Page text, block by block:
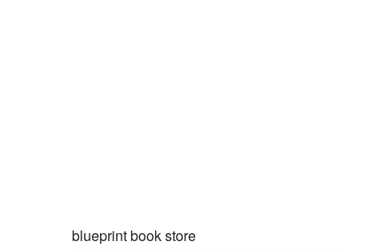
blueprint book store